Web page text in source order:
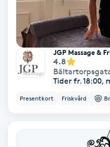
Enzympeeling
Extensions
Extensions borttagning
Eyeliner-tatuering
Face framing
JGP Massage &
4.8
Tider fr. 18:00,
Presentkort Friskvård